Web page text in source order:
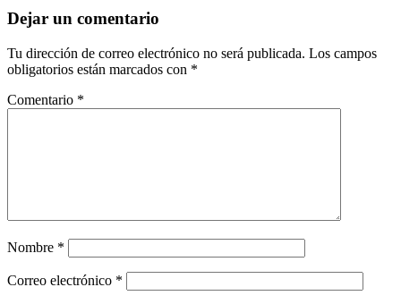
Dejar un comentario
Tu dirección de correo electrónico no será publicada. Los campos
obligatorios están marcados con *
Comentario *
Nombre *
Correo electrónico *